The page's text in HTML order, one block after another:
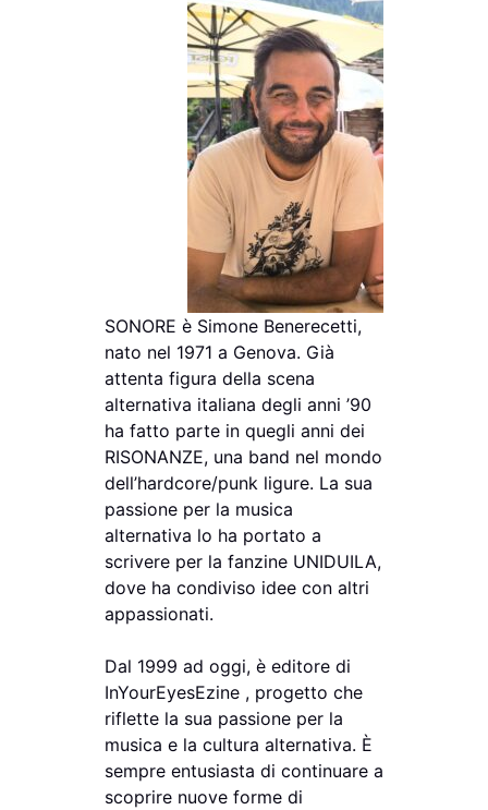
SONORE è Simone Benerecetti,
nato nel 1971 a Genova. Già
attenta figura della scena
alternativa italiana degli anni ’90
ha fatto parte in quegli anni dei
RISONANZE, una band nel mondo
dell’hardcore/punk ligure. La sua
passione per la musica
alternativa lo ha portato a
scrivere per la fanzine UNIDUILA,
dove ha condiviso idee con altri
appassionati.
Dal 1999 ad oggi, è editore di
InYourEyesEzine , progetto che
riflette la sua passione per la
musica e la cultura alternativa. È
sempre entusiasta di continuare a
scoprire nuove forme di